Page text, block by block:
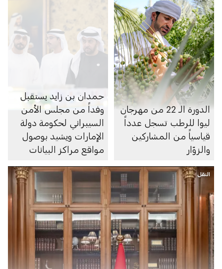
الدورة الـ 22 من مهرجان
ليوا للرطب تسجل عدداً
قياسياً من المشاركين
والزوّار
حمدان بن زايد يستقبل
وفداً من مجلس الأمن
السيبراني لحكومة دولة
الإمارات ويشيد بوصول
مواقع مراكز البيانات
النقل